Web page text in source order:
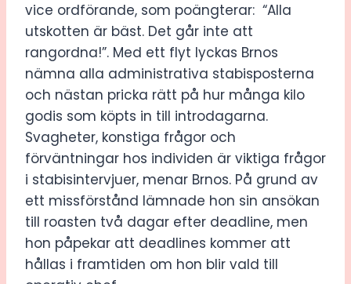
vice ordförande, som poängterar: “Alla
utskotten är bäst. Det går inte att
rangordna!”. Med ett flyt lyckas Brnos
nämna alla administrativa stabisposterna
och nästan pricka rätt på hur många kilo
godis som köpts in till introdagarna.
Svagheter, konstiga frågor och
förväntningar hos individen är viktiga frågor
i stabisintervjuer, menar Brnos. På grund av
ett missförstånd lämnade hon sin ansökan
till roasten två dagar efter deadline, men
hon påpekar att deadlines kommer att
hållas i framtiden om hon blir vald till